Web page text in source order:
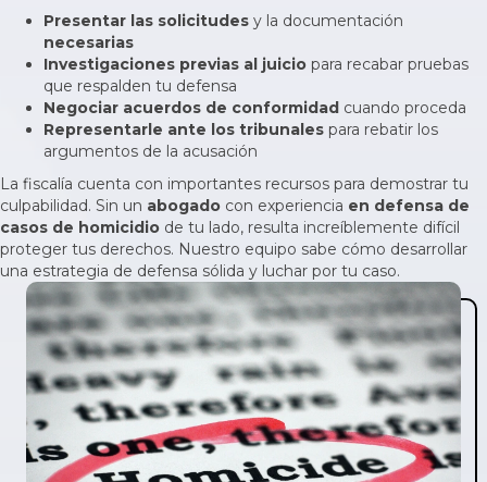
Presentar las solicitudes y la documentación
necesarias
Investigaciones previas al juicio para recabar pruebas
que respalden tu defensa
Negociar acuerdos de conformidad cuando proceda
Representarle ante los tribunales para rebatir los
argumentos de la acusación
La fiscalía cuenta con importantes recursos para demostrar tu
culpabilidad. Sin un abogado con experiencia en defensa de
casos de homicidio de tu lado, resulta increíblemente difícil
proteger tus derechos. Nuestro equipo sabe cómo desarrollar
una estrategia de defensa sólida y luchar por tu caso.